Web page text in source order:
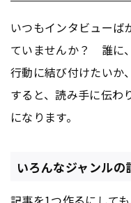
いつもインタビューば
ていませんか？ 誰に
行動に結び付けたいか
すると、読み手に伝わ
になります。
いろんなジャンル